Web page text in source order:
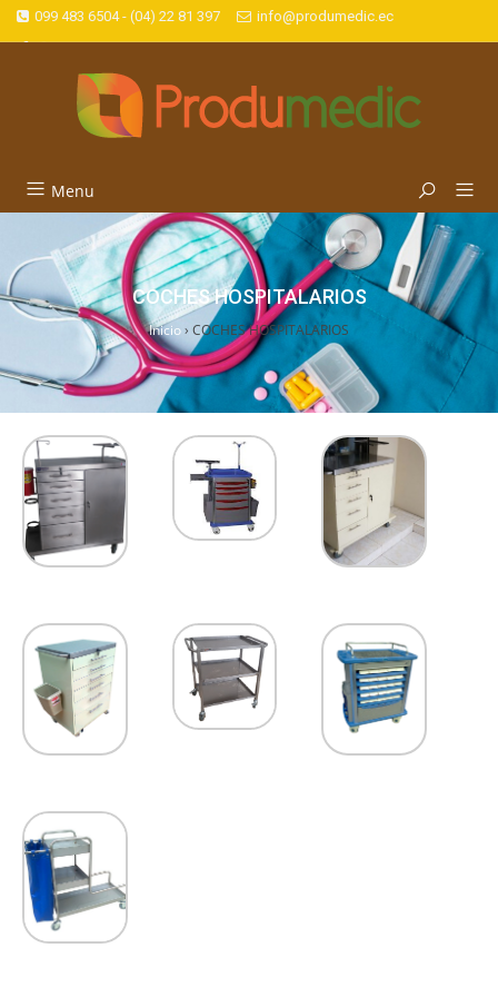
099 483 6504 - (04) 22 81 397 info@produmedic.ec
Menu
COCHES HOSPITALARIOS
Inicio› COCHES HOSPITALARIOS